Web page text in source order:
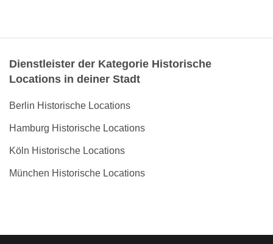
Dienstleister der Kategorie Historische
Locations in deiner Stadt
Berlin Historische Locations
Hamburg Historische Locations
Köln Historische Locations
München Historische Locations